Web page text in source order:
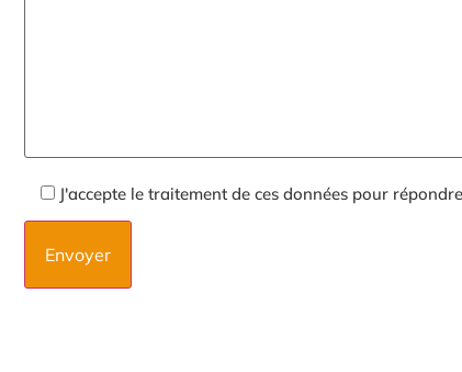
J'accepte le traitement de ces données pour